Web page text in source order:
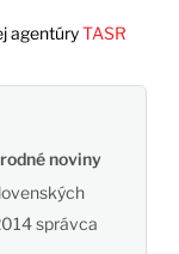
agentúryTASR
noviny
správca